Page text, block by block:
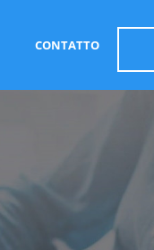
CONTATTO